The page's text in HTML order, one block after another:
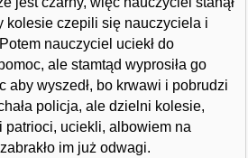
kolesie czepili się nauczyciela i
nauczyciel uciekł do
ale stamtąd wyprosiła go
aby wyszedł, bo krwawi i pobrudzi
policja, ale dzielni kolesie,
uciekli, albowiem na
im już odwagi.